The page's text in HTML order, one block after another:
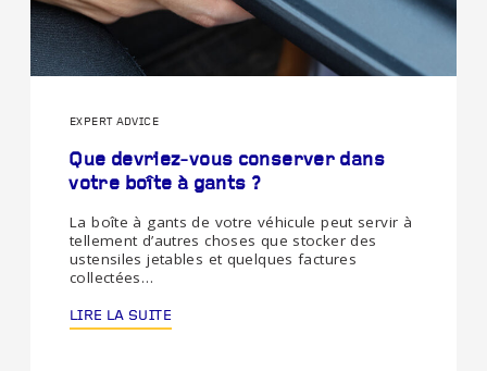
EXPERT ADVICE
Que devriez-vous conserver dans
votre boîte à gants ?
La boîte à gants de votre véhicule peut servir à
tellement d’autres choses que stocker des
ustensiles jetables et quelques factures
collectées…
LIRE LA SUITE